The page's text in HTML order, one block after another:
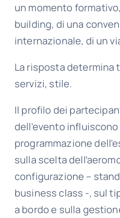
un momento
building, di una
internazionale, di un
La risposta determina
servizi, stile.
Il profilo dei
dell’evento
programmazione
sulla scelta
configurazione –
business class -, sul
a bordo e sulla